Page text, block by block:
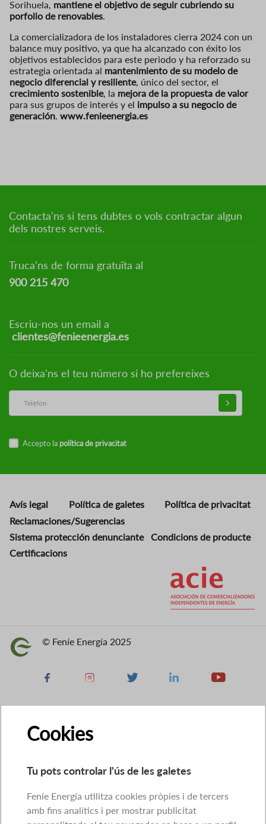
Sorihuela, mantiene el objetivo de seguir cubriendo su
porfolio de renovables.
La comercializadora de los instaladores cierra 2024 con un
balance muy positivo, ya que ha alcanzado con éxito los
objetivos establecidos para este periodo y ha reforzado su
estrategia orientada al mantenimiento de su modelo de
negocio diferencial y resiliente, único del sector, el
crecimiento sostenible, la mejora de la propuesta de valor
para sus grupos de interés y el impulso a su negocio de
generación. www.fenieenergia.es
Contacta'ns si tens dubtes o vols contractar algun
dels nostres serveis.
Truca'ns de forma gratuïta al
900 215 470
Escriu-nos un email a
clientes@fenieenergia.es
O deixa'ns el teu número si ho prefereixes
Accepto la política de privacitat
Avís legal Política de galetes
Política de privacitat
Reclamaciones/Sugerencias
Sistema protección denunciante
Condicions de producte
Certificacions
Imatge © Feníe Energía 2025
Facebook Instagram X Linkedin Youtube
Cookies
Tu pots controlar l'ús de les galetes
Feníe Energía utilitza cookies pròpies i de tercers
amb fins analítics i per mostrar publicitat